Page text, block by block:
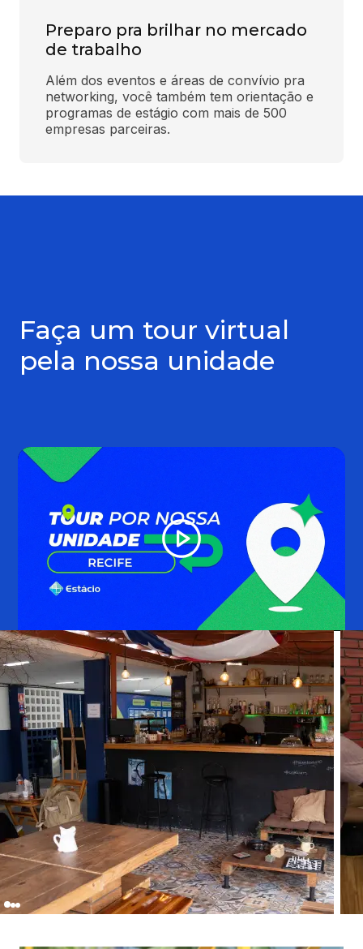
Preparo pra brilhar no mercado
de trabalho
Além dos eventos e áreas de convívio pra
networking, você também tem orientação e
programas de estágio com mais de 500
empresas parceiras.
Faça um tour virtual
pela nossa unidade